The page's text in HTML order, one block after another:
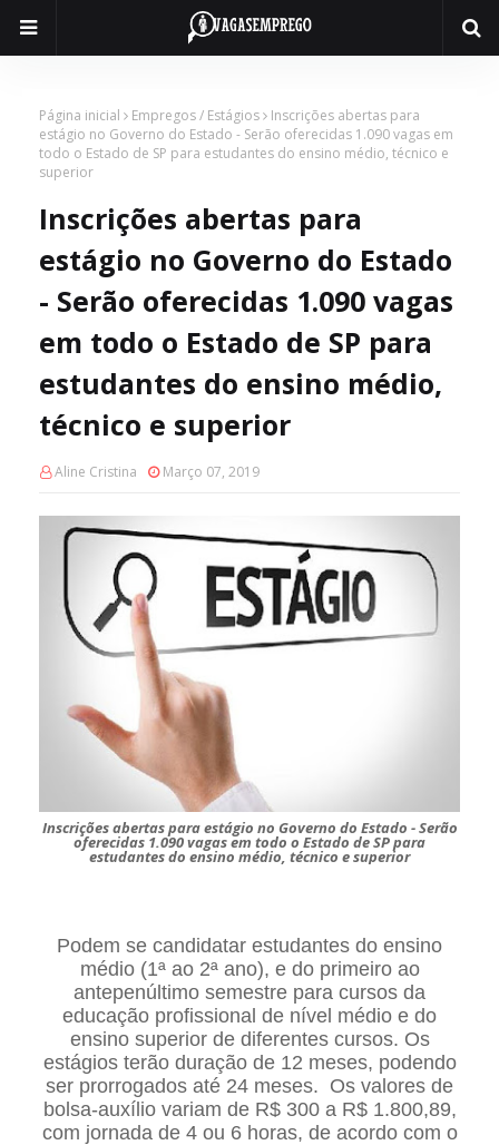
Página inicial Empregos / Estágios
Inscrições abertas para
estágio no Governo do Estado - Serão oferecidas 1.090 vagas em
todo o Estado de SP para estudantes do ensino médio, técnico e
superior
Inscrições abertas para
estágio no Governo do Estado
- Serão oferecidas 1.090 vagas
em todo o Estado de SP para
estudantes do ensino médio,
técnico e superior
Aline Cristina Março 07, 2019
Inscrições abertas para estágio no Governo do Estado - Serão
oferecidas 1.090 vagas em todo o Estado de SP para
estudantes do ensino médio, técnico e superior
Podem se candidatar estudantes do ensino
médio (1ª ao 2ª ano), e do primeiro ao
antepenúltimo semestre para cursos da
educação profissional de nível médio e do
ensino superior de diferentes cursos. Os
estágios terão duração de 12 meses, podendo
ser prorrogados até 24 meses. Os valores de
bolsa-auxílio variam de R$ 300 a R$ 1.800,89,
com jornada de 4 ou 6 horas, de acordo com o